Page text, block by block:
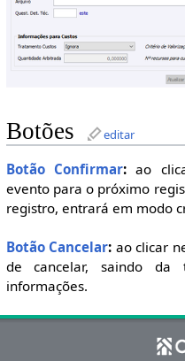
Botões editar
Botão Confirmar: ao
evento para o próximo
registro, entrará em modo
Botão Cancelar: ao clicar
de cancelar, saindo da
informações.